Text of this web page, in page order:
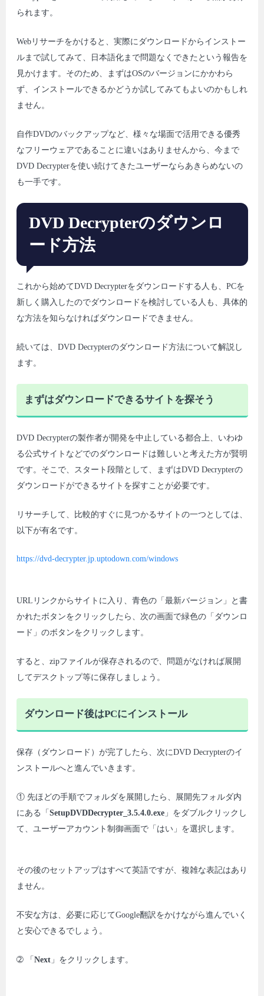
られます。
Webリサーチをかけると、実際にダウンロードからインストー
ルまで試してみて、日本語化まで問題なくできたという報告を
見かけます。そのため、まずはOSのバージョンにかかわら
ず、インストールできるかどうか試してみてもよいのかもしれ
ません。
自作DVDのバックアップなど、様々な場面で活用できる優秀
なフリーウェアであることに違いはありませんから、今まで
DVD Decrypterを使い続けてきたユーザーならあきらめないの
も一手です。
DVD Decrypterのダウンロ
ード方法
これから始めてDVD Decrypterをダウンロードする人も、PCを
新しく購入したのでダウンロードを検討している人も、具体的
な方法を知らなければダウンロードできません。
続いては、DVD Decrypterのダウンロード方法について解説し
ます。
まずはダウンロードできるサイトを探そう
DVD Decrypterの製作者が開発を中止している都合上、いわゆ
る公式サイトなどでのダウンロードは難しいと考えた方が賢明
です。そこで、スタート段階として、まずはDVD Decrypterの
ダウンロードができるサイトを探すことが必要です。
リサーチして、比較的すぐに見つかるサイトの一つとしては、
以下が有名です。
https://dvd-decrypter.jp.uptodown.com/windows
URLリンクからサイトに入り、青色の「最新バージョン」と書
かれたボタンをクリックしたら、次の画面で緑色の「ダウンロ
ード」のボタンをクリックします。
すると、zipファイルが保存されるので、問題がなければ展開
してデスクトップ等に保存しましょう。
ダウンロード後はPCにインストール
保存（ダウンロード）が完了したら、次にDVD Decrypterのイ
ンストールへと進んでいきます。
① 先ほどの手順でフォルダを展開したら、展開先フォルダ内
にある「SetupDVDDecrypter_3.5.4.0.exe」をダブルクリックし
て、ユーザーアカウント制御画面で「はい」を選択します。
その後のセットアップはすべて英語ですが、複雑な表記はあり
ません。
不安な方は、必要に応じてGoogle翻訳をかけながら進んでいく
と安心できるでしょう。
➁ 「 Next」をクリックします。